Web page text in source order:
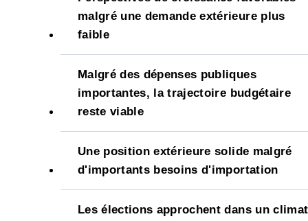
malgré une demande extérieure plus
faible
Malgré des dépenses publiques
importantes, la trajectoire budgétaire
reste viable
Une position extérieure solide malgré
d'importants besoins d'importation
Les élections approchent dans un climat